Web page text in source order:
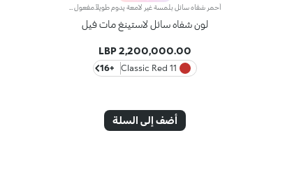
لون شفاه سائل لاستينغ مات فيل
2,200,000.00 LBP
11 Classic Red
+16
أضف إلى السلة